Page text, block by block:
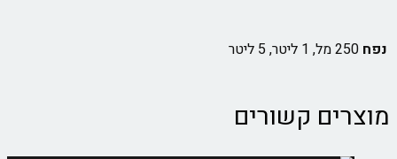
נפח 250 מל, 1 ליטר, 5 ליטר
מוצרים קשורים